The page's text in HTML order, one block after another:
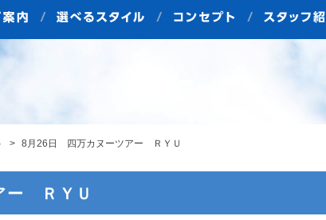
8月26日 四万カヌーツアー ＲＹＵ
ー ＲＹＵ